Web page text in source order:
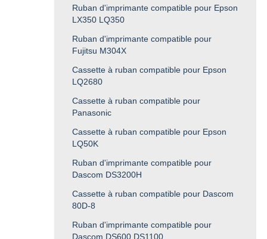
Ruban d'imprimante compatible pour Epson
LX350 LQ350
Ruban d'imprimante compatible pour
Fujitsu M304X
Cassette à ruban compatible pour Epson
LQ2680
Cassette à ruban compatible pour
Panasonic
Cassette à ruban compatible pour Epson
LQ50K
Ruban d'imprimante compatible pour
Dascom DS3200H
Cassette à ruban compatible pour Dascom
80D-8
Ruban d'imprimante compatible pour
Dascom DS600 DS1100